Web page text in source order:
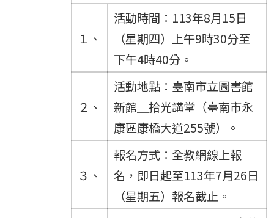
１、
活動時間：113年8月15日
（星期四）上午9時30分至
下午4時40分。
２、
活動地點：臺南市立圖書館
新館＿拾光講堂（臺南市永
康區康橋大道255號）。
３、
報名方式：全教網線上報
名，即日起至113年7月26日
（星期五）報名截止。